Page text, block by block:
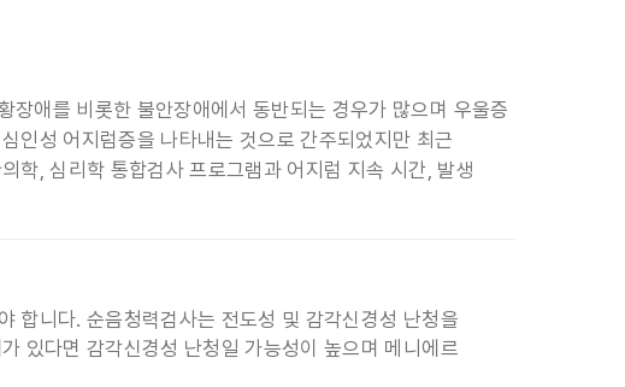
애를 비롯한 불안장애에서 동반되는 경우가 많으며 우울증
인성 어지럼증을 나타내는 것으로 간주되었지만 최근
학, 심리학 통합검사 프로그램과 어지럼 지속 시간, 발생
합니다. 순음청력검사는 전도성 및 감각신경성 난청을
있다면 감각신경성 난청일 가능성이 높으며 메니에르